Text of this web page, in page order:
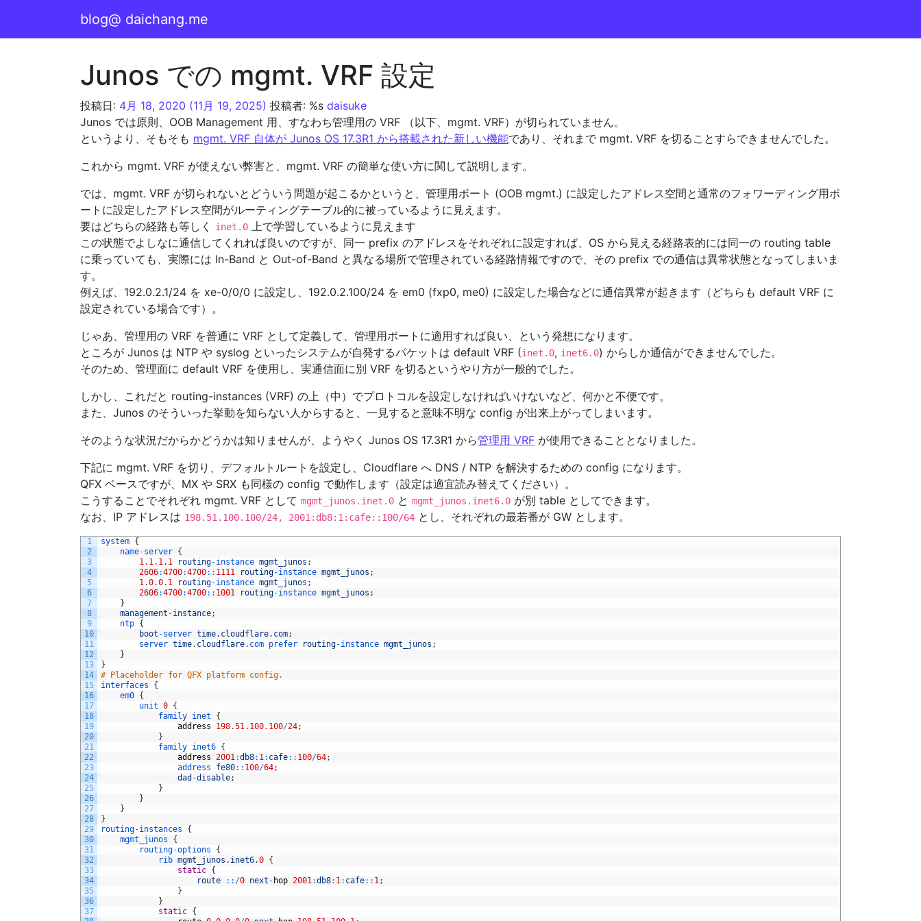
メインナビゲーション
blog@ daichang.me
Junos での mgmt. VRF 設定
投稿日: 4月 18, 2020 (11月 19, 2025) 投稿者: %s daisuke
Junos では原則、OOB Management 用、すなわち管理用の VRF （以下、mgmt. VRF）が切られていません。
というより、そもそも mgmt. VRF 自体が Junos OS 17.3R1 から搭載された新しい機能であり、それまで mgmt. VRF を切ることすらできませんでした。
これから mgmt. VRF が使えない弊害と、mgmt. VRF の簡単な使い方に関して説明します。
では、mgmt. VRF が切られないとどういう問題が起こるかというと、管理用ポート (OOB mgmt.) に設定したアドレス空間と通常のフォワーディング用ポ
ートに設定したアドレス空間がルーティングテーブル的に被っているように見えます。
要はどちらの経路も等しく
inet.0 上で学習しているように見えます
この状態でよしなに通信してくれれば良いのですが、同一 prefix のアドレスをそれぞれに設定すれば、OS から見える経路表的には同一の routing table
に乗っていても、実際には In-Band と Out-of-Band と異なる場所で管理されている経路情報ですので、その prefix での通信は異常状態となってしまいま
す。
例えば、192.0.2.1/24 を xe-0/0/0 に設定し、192.0.2.100/24 を em0 (fxp0, me0) に設定した場合などに通信異常が起きます（どちらも default VRF に
設定されている場合です）。
じゃあ、管理用の VRF を普通に VRF として定義して、管理用ポートに適用すれば良い、という発想になります。
ところが Junos は NTP や syslog といったシステムが自発するパケットは default VRF (inet.0, inet6.0) からしか通信ができませんでした。
そのため、管理面に default VRF を使用し、実通信面に別 VRF を切るというやり方が一般的でした。
しかし、これだと routing-instances (VRF) の上（中）でプロトコルを設定しなければいけないなど、何かと不便です。
また、Junos のそういった挙動を知らない人からすると、一見すると意味不明な config が出来上がってしまいます。
そのような状況だからかどうかは知りませんが、ようやく Junos OS 17.3R1 から管理用 VRF が使用できることとなりました。
下記に mgmt. VRF を切り、デフォルトルートを設定し、Cloudflare へ DNS / NTP を解決するための config になります。
QFX ベースですが、MX や SRX も同様の config で動作します（設定は適宜読み替えてください）。
こうすることでそれぞれ mgmt. VRF として mgmt_junos.inet.0 と mgmt_junos.inet6.0 が別 table としてできます。
なお、IP アドレスは 198.51.100.100/24, 2001:db8:1:cafe::100/64 とし、それぞれの最若番が GW とします。
1
2
3
4
5
6
7
8
9
10
11
12
13
14
15
16
17
18
19
20
21
22
23
24
25
26
27
28
29
30
31
32
33
34
35
36
37
system {
name-server {
1.1.1.1
routing-instance mgmt_junos ;
2606:4700:4700:: 1111 routing-instance mgmt_junos ;
1.0.0.1
routing-instance mgmt_junos ;
2606:4700:4700:: 1001 routing-instance mgmt_junos ;
}
management -instance;
ntp {
boot -server time. cloudflare. com;
server time. cloudflare. com prefer routing-instance mgmt_junos ;
}
}
# Placeholder for QFX platform config.
interfaces
{
em0 {
unit 0 {
family inet
{
address
198.51.100.100/24;
}
family inet6 {
address 2001:db8: 1: cafe:: 100/64;
address fe80:: 100/64;
dad -disable;
}
}
}
}
routing-instances
{
mgmt_junos
{
routing-options
{
rib mgmt_junos . inet6.0 {
static {
route
:: /0 next - hop 2001:db8: 1: cafe:: 1;
}
}
static {